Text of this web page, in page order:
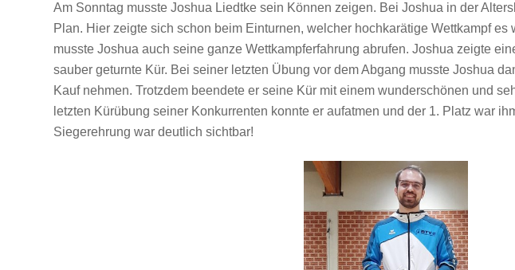
Am Sonntag musste Joshua Liedtke sein Können zeigen. Bei Joshua in der
Plan. Hier zeigte sich schon beim Einturnen, welcher hochkarätige Wettkampf es
musste Joshua auch seine ganze Wettkampferfahrung abrufen. Joshua zeigte
sauber geturnte Kür. Bei seiner letzten Übung vor dem Abgang musste Joshua
Kauf nehmen. Trotzdem beendete er seine Kür mit einem wunderschönen und
letzten Kürübung seiner Konkurrenten konnte er aufatmen und der 1. Platz war
Siegerehrung war deutlich sichtbar!